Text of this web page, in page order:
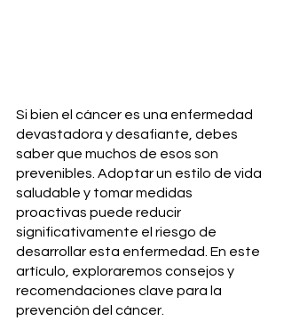
Si bien el cáncer es una enfermedad
devastadora y desafiante, debes
saber que muchos de esos son
prevenibles. Adoptar un estilo de vida
saludable y tomar medidas
proactivas puede reducir
significativamente el riesgo de
desarrollar esta enfermedad. En este
artículo, exploraremos consejos y
recomendaciones clave para la
prevención del cáncer.